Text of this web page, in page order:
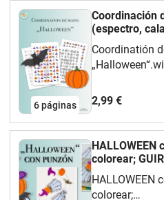
6páginas
Coordinación
(espectro,
sombero
Coordinatión
#otono
2,99 €
HALLOWEEN
colorear;
HALLOWEEN
colorear;